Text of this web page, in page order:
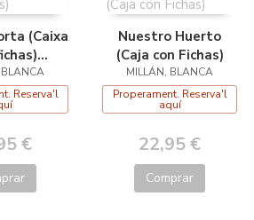
(Caixa
Reserva'l
€
Nuestro Huerto
(Caja con Fichas)
MILLÁN, BLANCA
Properament. Reserva'l
aquí
22,95 €
Comprar